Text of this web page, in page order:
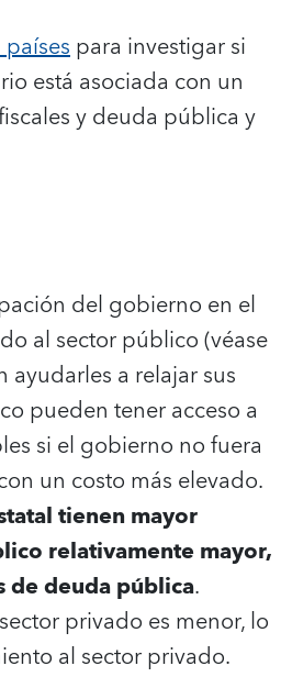
para investigar si
está asociada con un
y deuda pública y
del gobierno en el
al sector público (véase
a relajar sus
pueden tener acceso a
si el gobierno no fuera
un costo más elevado.
tienen mayor
relativamente mayor,
de deuda pública.
privado es menor, lo
al sector privado.